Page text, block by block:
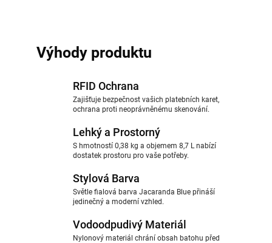
Výhody produktu
RFID Ochrana
Zajišťuje bezpečnost vašich platebních karet,
ochrana proti neoprávněnému skenování.
Lehký a Prostorný
S hmotností 0,38 kg a objemem 8,7 L nabízí
dostatek prostoru pro vaše potřeby.
Stylová Barva
Světle fialová barva Jacaranda Blue přináší
jedinečný a moderní vzhled.
Vodoodpudivý Materiál
Nylonový materiál chrání obsah batohu před